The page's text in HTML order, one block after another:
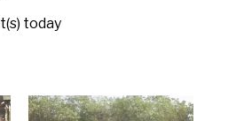
today